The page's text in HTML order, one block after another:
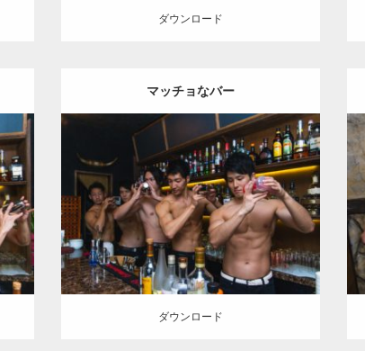
ダウンロード
マッチョなバー
Update:2021.07.6
Category:バーのマッチョ
ダウンロード
ダウンロード